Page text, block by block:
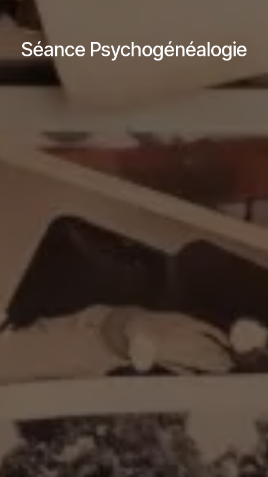
Séance Psychogénéalogie